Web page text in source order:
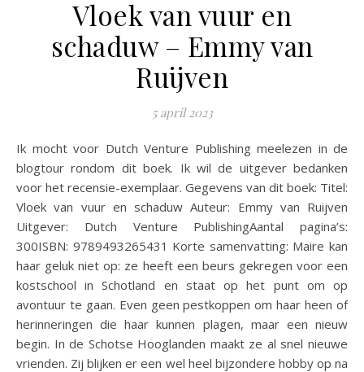
Vloek van vuur en
schaduw – Emmy van
Ruijven
5 april 2023
Ik mocht voor Dutch Venture Publishing meelezen in de
blogtour rondom dit boek. Ik wil de uitgever bedanken
voor het recensie-exemplaar. Gegevens van dit boek: Titel:
Vloek van vuur en schaduw Auteur: Emmy van Ruijven
Uitgever: Dutch Venture PublishingAantal pagina’s:
300ISBN: 9789493265431 Korte samenvatting: Maire kan
haar geluk niet op: ze heeft een beurs gekregen voor een
kostschool in Schotland en staat op het punt om op
avontuur te gaan. Even geen pestkoppen om haar heen of
herinneringen die haar kunnen plagen, maar een nieuw
begin. In de Schotse Hooglanden maakt ze al snel nieuwe
vrienden. Zij blijken er een wel heel bijzondere hobby op na